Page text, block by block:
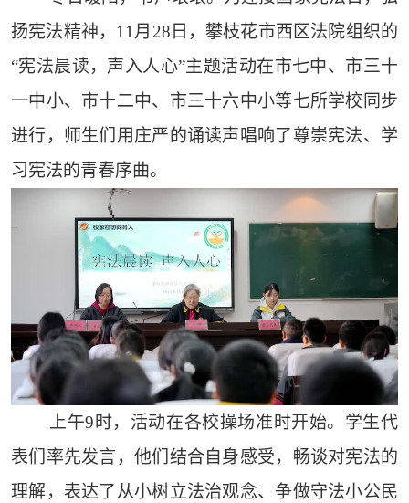
扬宪法精神，11月28日，攀枝花市西区法院组织的
“宪法晨读，声入人心”主题活动在市七中、市三十
一中小、市十二中、市三十六中小等七所学校同步
进行，师生们用庄严的诵读声唱响了尊崇宪法、学
习宪法的青春序曲。
上午9时，活动在各校操场准时开始。学生代
表们率先发言，他们结合自身感受，畅谈对宪法的
理解，表达了从小树立法治观念、争做守法小公民